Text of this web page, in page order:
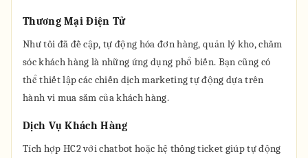
Thương Mại Điện Tử
Như tôi đã đề cập, tự động hóa đơn hàng, quản lý kho, chăm
sóc khách hàng là những ứng dụng phổ biến. Bạn cũng có
thể thiết lập các chiến dịch marketing tự động dựa trên
hành vi mua sắm của khách hàng.
Dịch Vụ Khách Hàng
Tích hợp HC2 với chatbot hoặc hệ thống ticket giúp tự động